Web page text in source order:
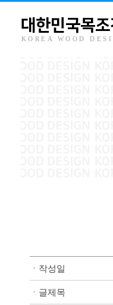
대한민국목
KOREA WOOD
ㆍ작성일
ㆍ글제목